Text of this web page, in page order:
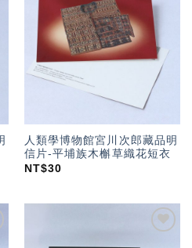
加入
「願
望輕
單」
人類學博物館宮川次郎藏品明
信片-平埔族木槲草織花短衣
NT$30